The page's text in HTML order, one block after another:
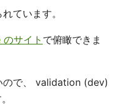
ています。
サイト で俯瞰できま
ので、 validation (dev)